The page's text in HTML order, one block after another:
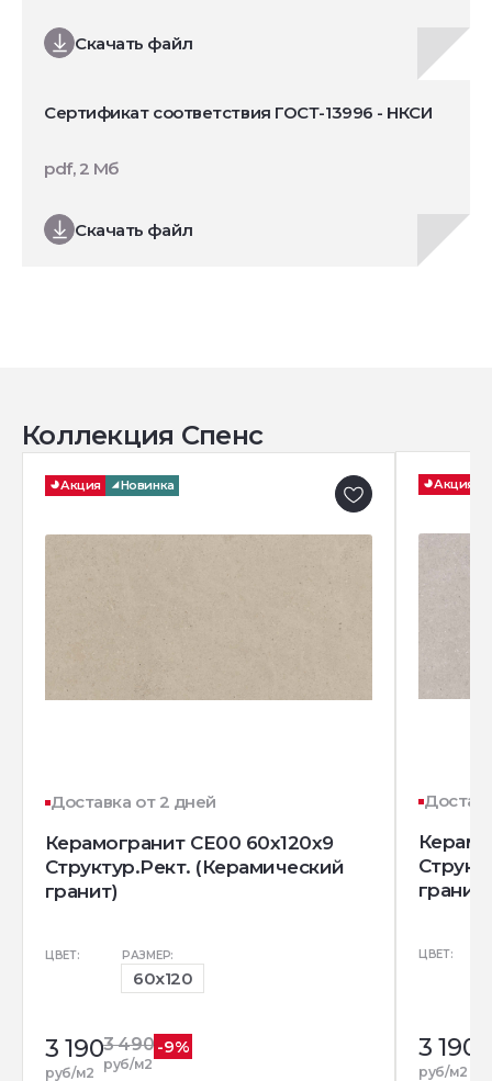
Скачать файл
Сертификат соответствия ГОСТ-13996 - НКСИ
Скачать файл
pdf, 2 Мб
Коллекция Спенс
Акция Новинка
Доставка от 2 дней
Керамогранит CE00 60x120x9
Структур.Рект. (Керамический
гранит)
ЦВЕТ: РАЗМЕР:
60x120
3 190
руб/м2
3 490
руб/м2
-9%
Акция
гранит)
ЦВЕТ:
3 190
руб/м2